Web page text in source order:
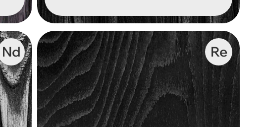
Nd Re